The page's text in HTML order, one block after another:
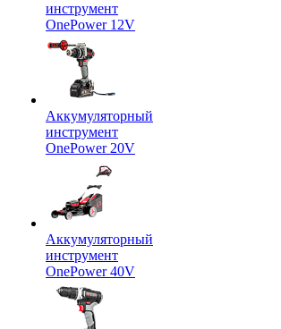
инструмент
OnePower 12V
Аккумуляторный
инструмент
OnePower 20V
Аккумуляторный
инструмент
OnePower 40V